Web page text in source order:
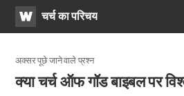
WATVचर्च का परिचय
अक्सर पूछे जाने वाले प्रश्न
क्या चर्च ऑफ गॉड बाइबल पर